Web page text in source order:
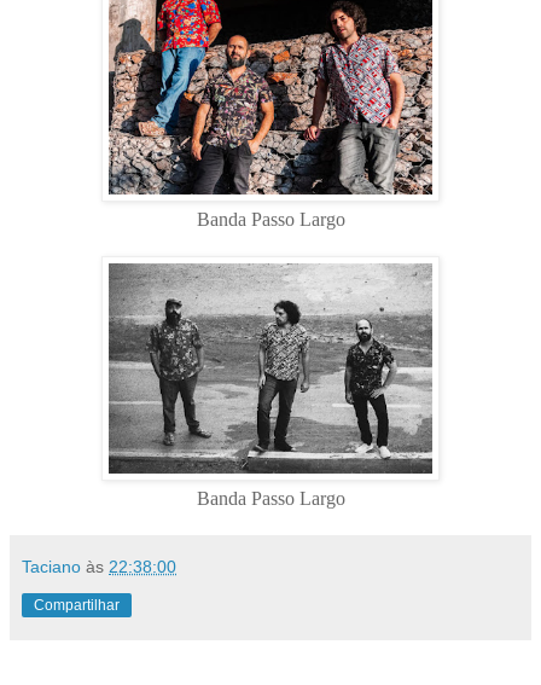
Banda Passo Largo
Banda Passo Largo
Taciano às 22:38:00
Compartilhar